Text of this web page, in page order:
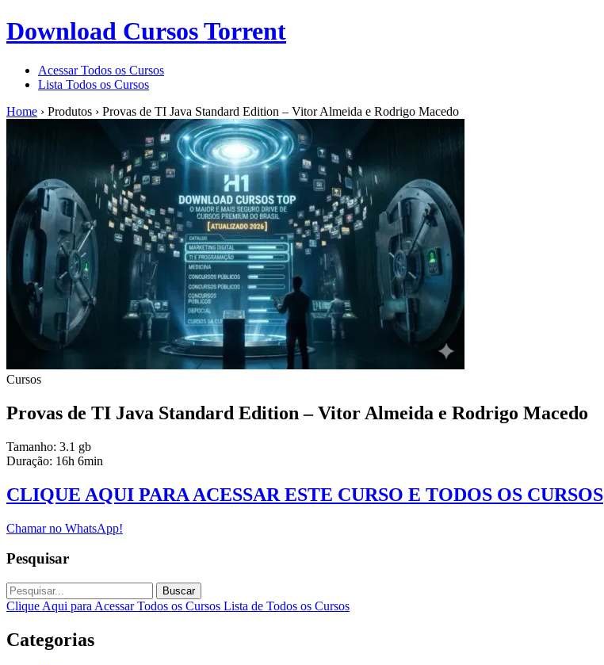
Download Cursos Torrent
Acessar Todos os Cursos
Lista Todos os Cursos
Home › Produtos › Provas de TI Java Standard Edition – Vitor Almeida e Rodrigo Macedo
Cursos
Provas de TI Java Standard Edition – Vitor Almeida e Rodrigo Macedo
Tamanho: 3.1 gb
Duração: 16h 6min
CLIQUE AQUI PARA ACESSAR ESTE CURSO E TODOS OS CURSOS
Chamar no WhatsApp!
Pesquisar
Buscar
Clique Aqui para Acessar Todos os Cursos Lista de Todos os Cursos
Categorias